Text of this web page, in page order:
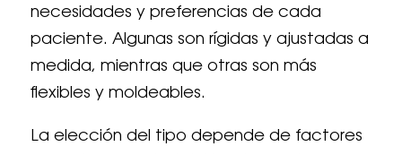
necesidades y preferencias de cada
paciente. Algunas son rígidas y ajustadas a
medida, mientras que otras son más
flexibles y moldeables.
La elección del tipo depende de factores